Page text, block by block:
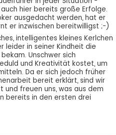
hier bereits große Erfolge.
ausgedacht werden, hat er
er inzwischen bereitwilligst ;-)
intelligentes kleines Kerlchen
leider in seiner Kindheit die
Unschwer sich
und Kreativität kostet, um
Da er sich jedoch früher
bereit erklärt, sind wir
freuen uns, was aus dem
bereits in den ersten drei